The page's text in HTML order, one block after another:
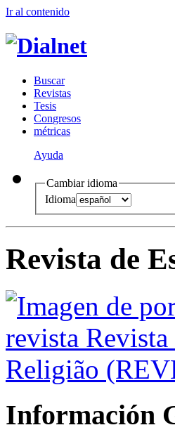
Ir al contenido
Buscar
Revistas
Tesis
Congresos
métricas
Ayuda
Cambiar idioma
Idioma
Revista de
Información